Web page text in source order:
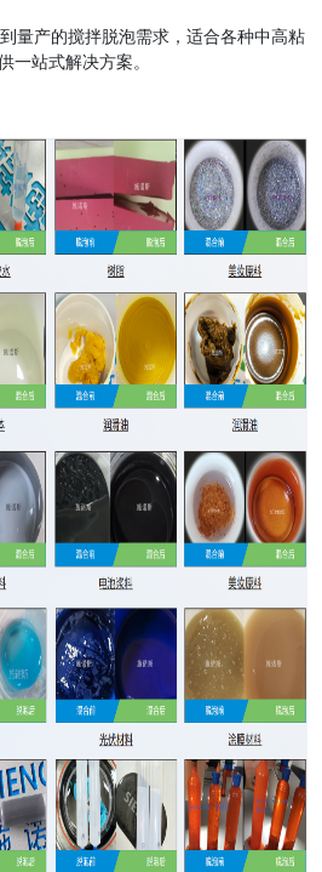
量产的搅拌脱泡需求，适合各种中高粘
一站式解决方案。